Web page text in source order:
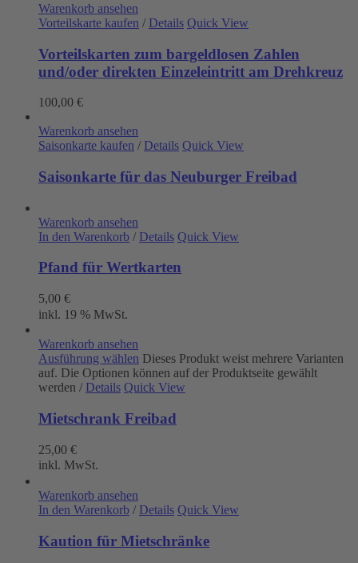
Warenkorb ansehen
Vorteilskarte kaufen / Details Quick View
Vorteilskarten zum bargeldlosen Zahlen
und/oder direkten Einzeleintritt am Drehkreuz
100,00 €
Warenkorb ansehen
Saisonkarte kaufen / Details Quick View
Saisonkarte für das Neuburger Freibad
Warenkorb ansehen
In den Warenkorb / Details Quick View
Pfand für Wertkarten
5,00 €
inkl. 19 % MwSt.
Warenkorb ansehen
Ausführung wählen Dieses Produkt weist mehrere Varianten
auf. Die Optionen können auf der Produktseite gewählt
werden / Details Quick View
Mietschrank Freibad
25,00 €
inkl. MwSt.
Warenkorb ansehen
In den Warenkorb / Details Quick View
Kaution für Mietschränke